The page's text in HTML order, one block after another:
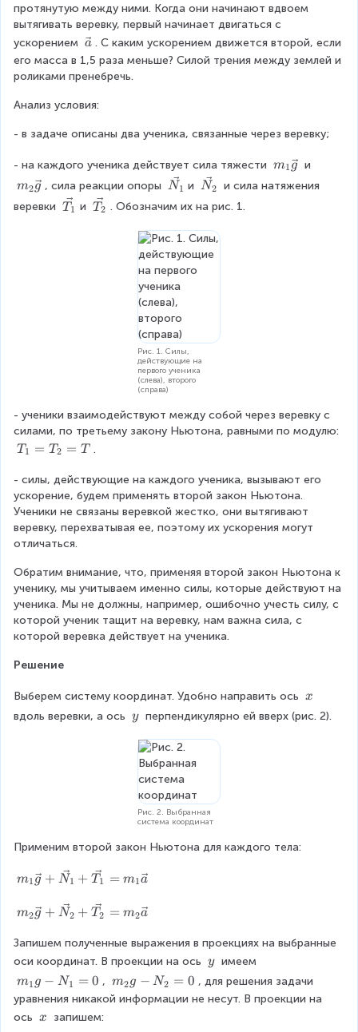
протянутую между ними. Когда они начинают вдвоем
вытягивать веревку, первый начинает двигаться с
ускорением \
v
e
{
}
a . С каким ускорением движется второй, если
его масса в 1,5 раза меньше? Силой трения между землей и
роликами пренебречь.
Анализ условия:
- в задаче описаны два ученика, связанные через веревку;
- на каждого ученика действует сила тяжести m
_
m1 g и
m
_
m2g , сила реакции опоры
\
c
N
_
1
}
N1 и
\
c
N2
и сила натяжения
веревки \
T1 и \
T2 . Обозначим их на рис. 1.
Рис. 1. Силы,
действующие на
первого ученика
(слева), второго
(справа)
- ученики взаимодействуют между собой через веревку с
силами, по третьему закону Ньютона, равными по модулю:
T
1
=
T
_
2
T
T1 = T2 = T .
- силы, действующие на каждого ученика, вызывают его
ускорение, будем применять второй закон Ньютона.
Ученики не связаны веревкой жестко, они вытягивают
веревку, перехватывая ее, поэтому их ускорения могут
отличаться.
Обратим внимание, что, применяя второй закон Ньютона к
ученику, мы учитываем именно силы, которые действуют на
ученика. Мы не должны, например, ошибочно учесть силу, с
которой ученик тащит на веревку, нам важна сила, с
которой веревка действует на ученика.
Решение
Выберем систему координат. Удобно направить ось \
\
x
вдоль веревки, а ось \
y
y перпендикулярно ей вверх (рис. 2).
Рис. 2. Выбранная
система координат
Применим второй закон Ньютона для каждого тела:
m
1
v
e
{
g
}
m1 g + N1 + T1 = m1a
m
{
2
}
v
e
m2g + N2 + T2 = m2a
Запишем полученные выражения в проекциях на выбранные
оси координат. В проекции на ось \
\
y
y имеем
m
_
{
m1 g − N1 = 0 , m
_
m2g − N2 = 0 , для решения задачи
уравнения никакой информации не несут. В проекции на
ось \
x запишем: